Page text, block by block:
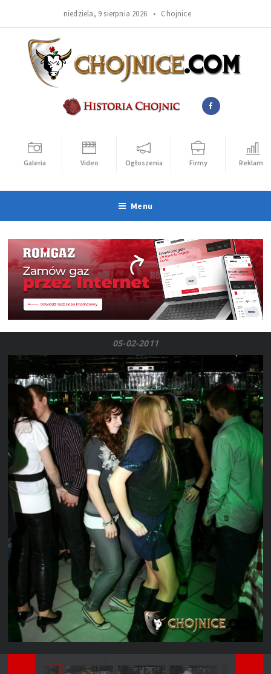
niedziela, 9 sierpnia 2026 • Chojnice
Galeria Video Ogłoszenia Firmy Reklama
Menu
05-02-2011